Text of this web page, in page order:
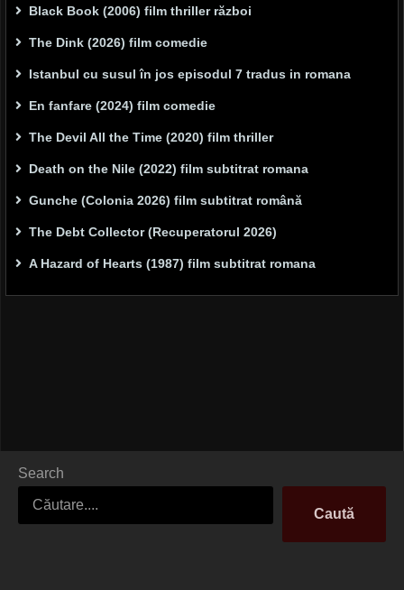
Black Book (2006) film thriller război
The Dink (2026) film comedie
Istanbul cu susul în jos episodul 7 tradus in romana
En fanfare (2024) film comedie
The Devil All the Time (2020) film thriller
Death on the Nile (2022) film subtitrat romana
Gunche (Colonia 2026) film subtitrat română
The Debt Collector (Recuperatorul 2026)
A Hazard of Hearts (1987) film subtitrat romana
Search
Caută